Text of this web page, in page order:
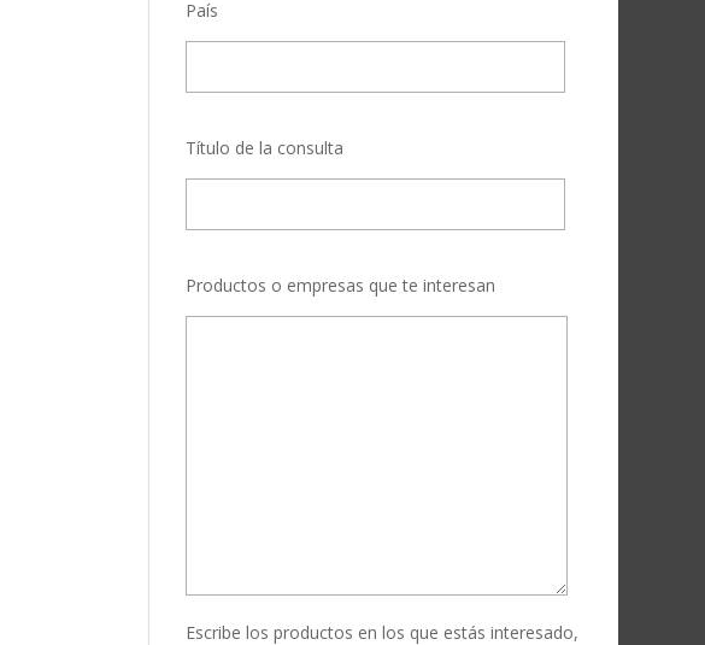
País
Título de la consulta
Productos o empresas que te interesan
Escribe los productos en los que estás interesado,